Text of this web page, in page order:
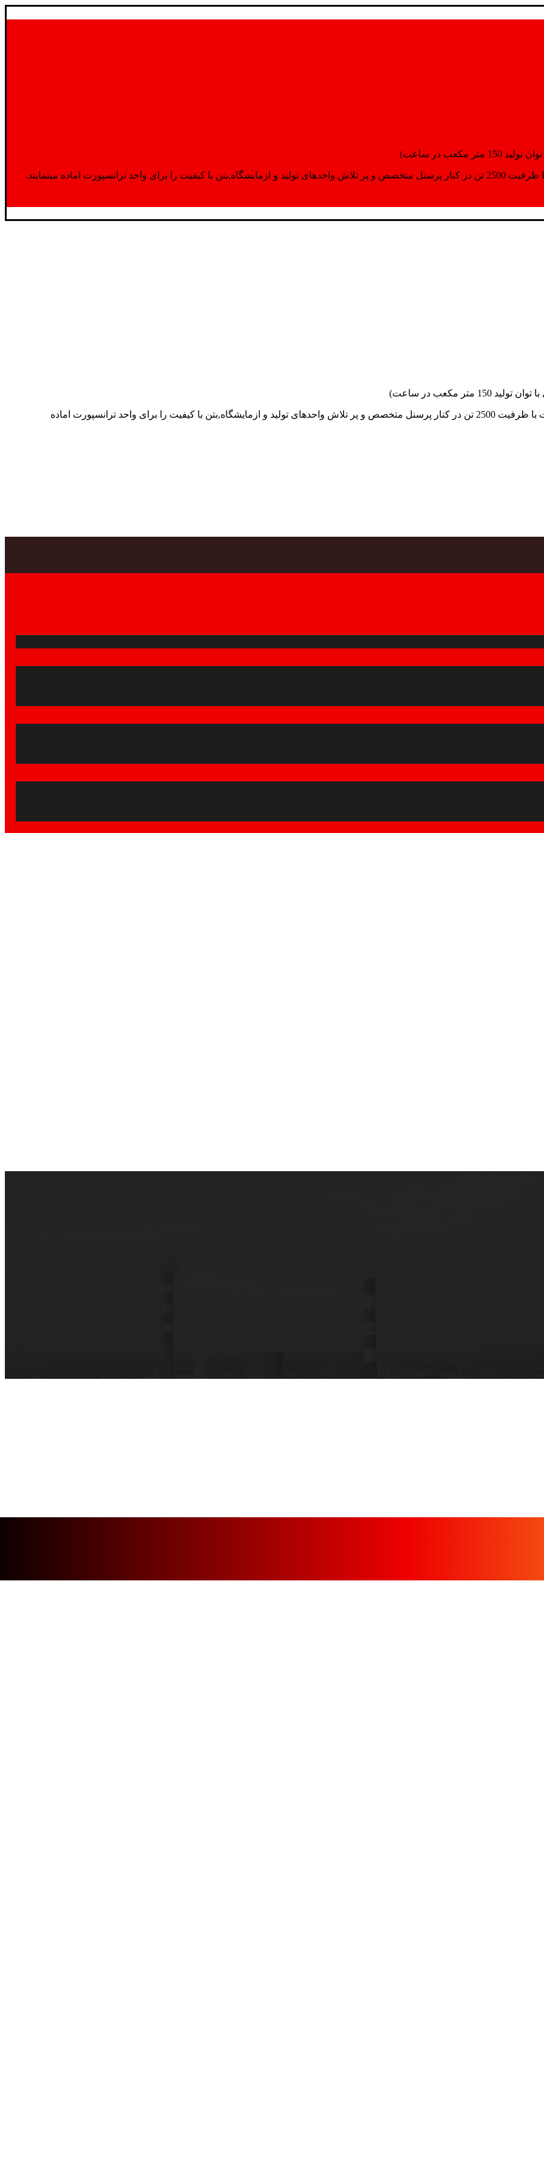
اماده مینمایند.
جهاد بتن با فضای کارگاهی و به کار گیری سه دستگاه بچینگ پلانت با ظرفیت 2500 تن در کنار پرسنل متخصص و پر تلاش واحدهای تولید و ازمایشگاه,بتن با کیفیت را برای واحد ترانسپورت اماده